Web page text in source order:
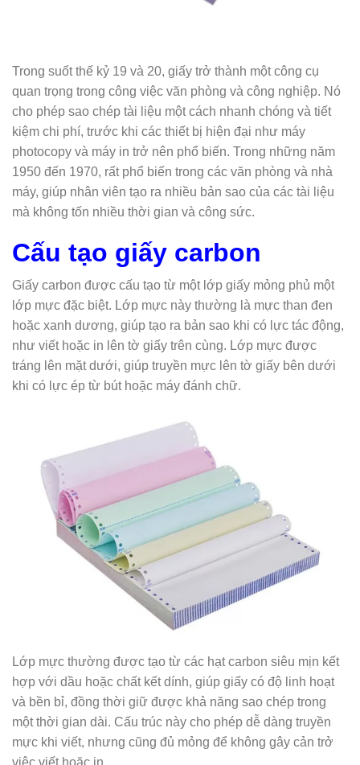
Trong suốt thế kỷ 19 và 20, giấy trở thành một công cụ
quan trọng trong công việc văn phòng và công nghiệp. Nó
cho phép sao chép tài liệu một cách nhanh chóng và tiết
kiệm chi phí, trước khi các thiết bị hiện đại như máy
photocopy và máy in trở nên phổ biến. Trong những năm
1950 đến 1970, rất phổ biến trong các văn phòng và nhà
máy, giúp nhân viên tạo ra nhiều bản sao của các tài liệu
mà không tốn nhiều thời gian và công sức.
Cấu tạo giấy carbon
Giấy carbon được cấu tạo từ một lớp giấy mỏng phủ một
lớp mực đặc biệt. Lớp mực này thường là mực than đen
hoặc xanh dương, giúp tạo ra bản sao khi có lực tác động,
như viết hoặc in lên tờ giấy trên cùng. Lớp mực được
tráng lên mặt dưới, giúp truyền mực lên tờ giấy bên dưới
khi có lực ép từ bút hoặc máy đánh chữ.
Lớp mực thường được tạo từ các hạt carbon siêu mịn kết
hợp với dầu hoặc chất kết dính, giúp giấy có độ linh hoạt
và bền bỉ, đồng thời giữ được khả năng sao chép trong
một thời gian dài. Cấu trúc này cho phép dễ dàng truyền
mực khi viết, nhưng cũng đủ mỏng để không gây cản trở
việc viết hoặc in.